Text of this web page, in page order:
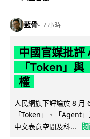
藍骨 7 小時
中國官媒批
「Token」
權
人民網旗下評論於 8 月
「Token」、「Agent
中文表意空間及科...